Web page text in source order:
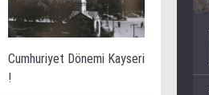
Cumhuriyet Dönemi Kayseri
!